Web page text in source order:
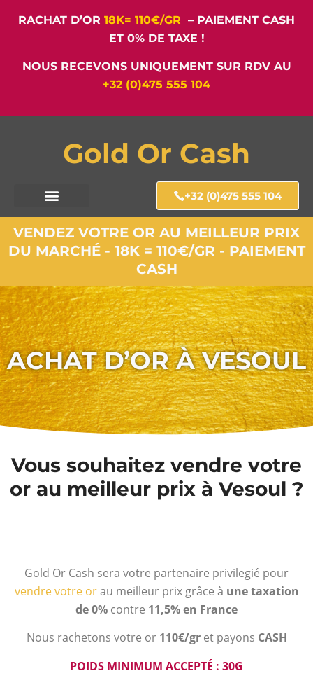
RACHAT D’OR 18K= 110€/GR – PAIEMENT CASH
ET 0% DE TAXE !
NOUS RECEVONS UNIQUEMENT SUR RDV AU
+32 (0)475 555 104
Gold Or Cash
+32 (0)475 555 104
VENDEZ VOTRE OR AU MEILLEUR PRIX
DU MARCHÉ - 18K = 110€/GR - PAIEMENT
CASH
ACHAT D’OR À VESOUL
Vous souhaitez vendre votre
or au meilleur prix à Vesoul ?
Gold Or Cash sera votre partenaire privilegié pour
vendre votre orau meilleur prix grâce à une taxation
de 0% contre 11,5% en France
Nous rachetons votre or 110€/gr et payons CASH
POIDS MINIMUM ACCEPTÉ : 30G